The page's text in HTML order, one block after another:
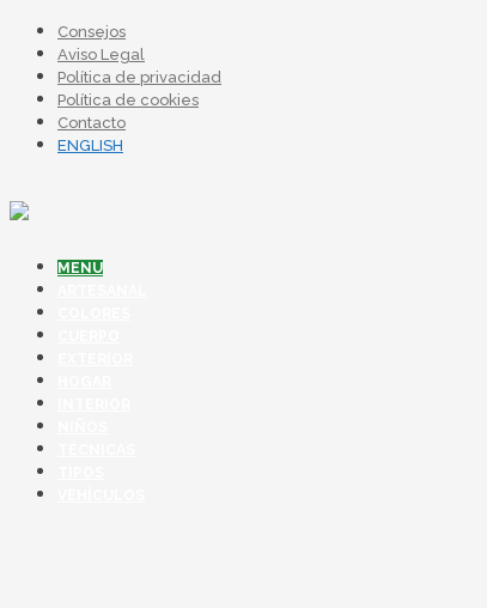
Consejos
Aviso Legal
Política de privacidad
Política de cookies
Contacto
ENGLISH
MENU